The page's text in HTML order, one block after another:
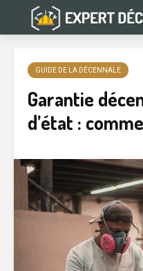
GUIDE DE LA DÉCENNALE
Garantie
d’état :